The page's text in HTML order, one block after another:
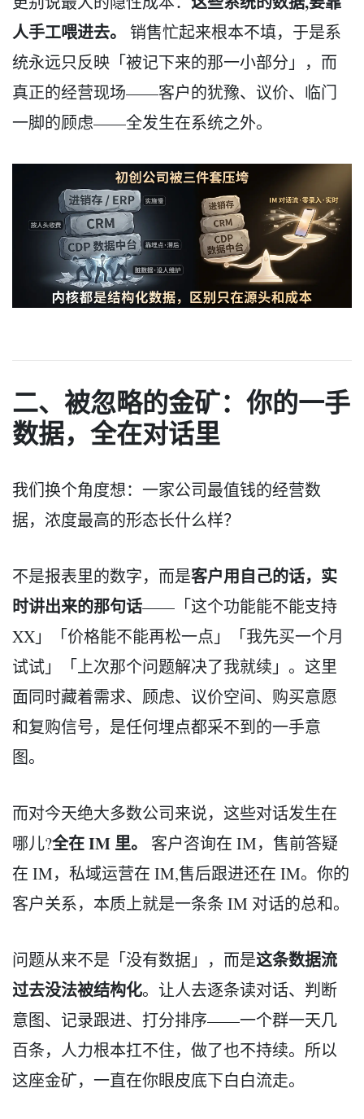
人手工喂进去。
销售忙起来根本不填，于是系
统永远只反映「被记下来的那一小部分」，而
真正的经营现场——客户的犹豫、议价、临门
一脚的顾虑——全发生在系统之外。
二、被忽略的金矿：你的一手
数据，全在对话里
我们换个角度想：一家公司最值钱的经营数
据，浓度最高的形态长什么样？
不是报表里的数字，而是客户用自己的话，实
时讲出来的那句话——「这个功能能不能支持
XX」「价格能不能再松一点」「我先买一个月
试试」「上次那个问题解决了我就续」。这里
面同时藏着需求、顾虑、议价空间、购买意愿
和复购信号，是任何埋点都采不到的一手意
图。
而对今天绝大多数公司来说，这些对话发生在
哪儿?全在 IM 里。
客户咨询在 IM，售前答疑
在 IM，私域运营在 IM,售后跟进还在 IM。你的
客户关系，本质上就是一条条 IM 对话的总和。
问题从来不是「没有数据」，而是这条数据流
过去没法被结构化。让人去逐条读对话、判断
意图、记录跟进、打分排序——一个群一天几
百条，人力根本扛不住，做了也不持续。所以
这座金矿，一直在你眼皮底下白白流走。